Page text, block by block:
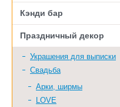
Кэнди бар
Праздничный декор
Украшения для выписки
Свадьба
Арки, ширмы
LOVE